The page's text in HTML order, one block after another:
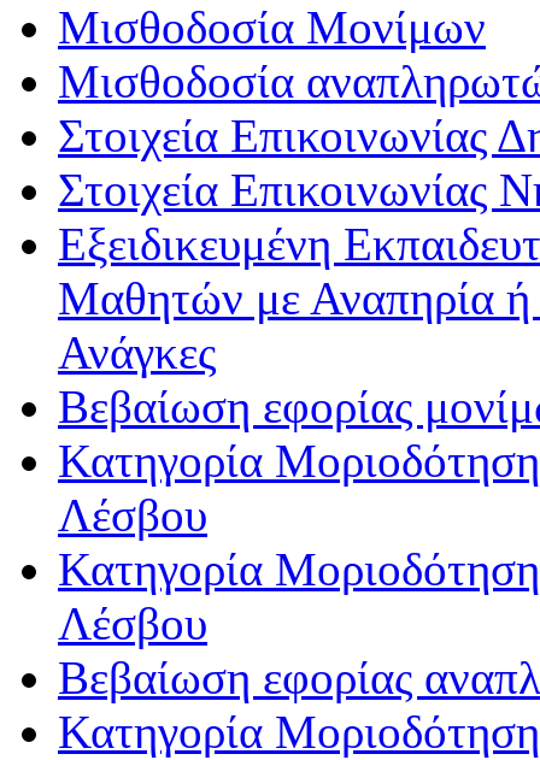
Μισθοδοσία Μονίμων
Μισθοδοσία
Στοιχεία Επικοινωνίας
Στοιχεία Επικοινωνίας
Εξειδικευμένη
Μαθητών με Αναπηρία ή /
Ανάγκες
Βεβαίωση εφορίας
Κατηγορία
Λέσβου
Κατηγορία
Λέσβου
Βεβαίωση εφορίας
Κατηγορία